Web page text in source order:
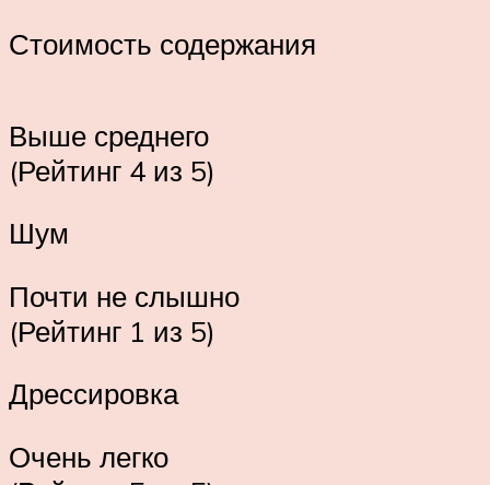
Стоимость содержания
Выше среднего
(Рейтинг 4 из 5)
Шум
Почти не слышно
(Рейтинг 1 из 5)
Дрессировка
Очень легко